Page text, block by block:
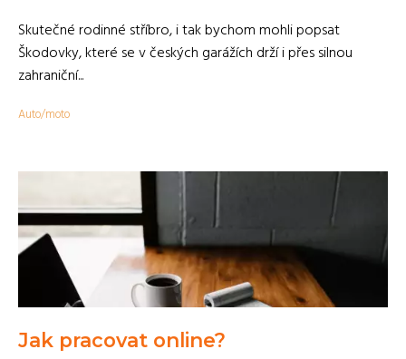
Skutečné rodinné stříbro, i tak bychom mohli popsat
Škodovky, které se v českých garážích drží i přes silnou
zahraniční...
Auto/moto
Jak pracovat online?